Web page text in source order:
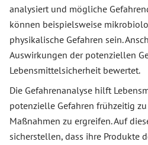
analysiert und mögliche
können beispielsweise
physikalische Gefahren sein.
Auswirkungen der potenziellen
Lebensmittelsicherheit bewertet.
Die Gefahrenanalyse hilft
potenzielle Gefahren frühzeitig
Maßnahmen zu ergreifen. Auf
sicherstellen, dass ihre Produkte